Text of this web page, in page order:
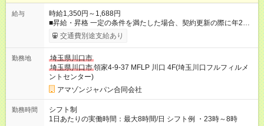
給与
時給1,350円～1,688円
■昇給・昇格 一定の条件を満たした場合、契約更新の際に年2回
まで昇給の機会があります。 ■正社員登用制度あり ※月末締/翌
月25日支払い ※時間外手当、別途支給 ※深夜割増賃金 (22:00～
☆Amazon直雇用で安定して働けます！ 【試用期間】試用期間あ
り 試用期間の長さ：1週間 雇用形態、給与は本採用時と同じで
す。
交通費別途支給あり
勤務地
埼玉県川口市
埼玉県川口市領家4-9-37 MFLP 川口 4F(埼玉川口フルフィルメ
ントセンター)
アマゾンジャパン合同会社
勤務時間
シフト制
1日あたりの実働時間：最大8時間/日 シフト例 ・23時～8時